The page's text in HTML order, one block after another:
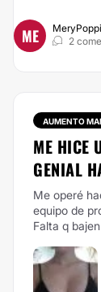
ME
2
AUMENTO
ME HICE
GENIAL
Me operé
equipo de
Falta q